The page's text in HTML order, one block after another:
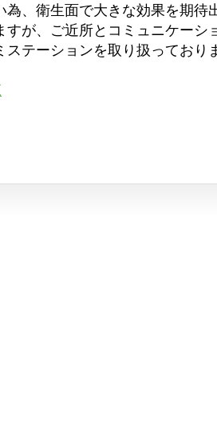
為、衛生面で大きな効果を期待
すが、ご近所とコミュニケーシ
ステーションを取り扱っており